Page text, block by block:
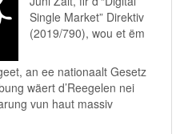
Single Market” Direktiv
(2019/790), wou et ëm
an ee nationaalt Gesetz
wäert d’Reegelen nei
vun haut massiv